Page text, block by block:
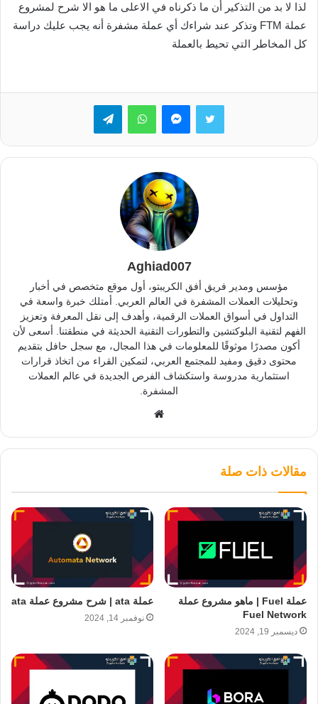
لذا لا بد من التذكير أن ما ذكرناه في الاعلى ما هو الا شرح لمشروع
عملة FTM وتذكر عند شراءك أي عملة مشفرة أنه يجب عليك دراسة
كل المخاطر التي تحيط بالعملة
تويتر ماسنجرواتساب تيلقرام
Aghiad007
مؤسس ومدير فريق أفق الكريبتو، أول موقع متخصص في أخبار
وتحليلات العملات المشفرة في العالم العربي. أمتلك خبرة واسعة في
التداول في أسواق العملات الرقمية، وأهدف إلى نقل المعرفة وتعزيز
الفهم لتقنية البلوكتشين والتطورات التقنية الحديثة في منطقتنا. أسعى لأن
أكون مصدرًا موثوقًا للمعلومات في هذا المجال، مع سجل حافل بتقديم
محتوى دقيق ومفيد للمجتمع العربي، لتمكين القراء من اتخاذ قرارات
استثمارية مدروسة واستكشاف الفرص الجديدة في عالم العملات
المشفرة.
مقالات ذات صلة
عملة Fuel | ماهو مشروع عملة
Fuel Network
ديسمبر 19, 2024
عملة ata | شرح مشروع عملة ata
نوفمبر 14, 2024